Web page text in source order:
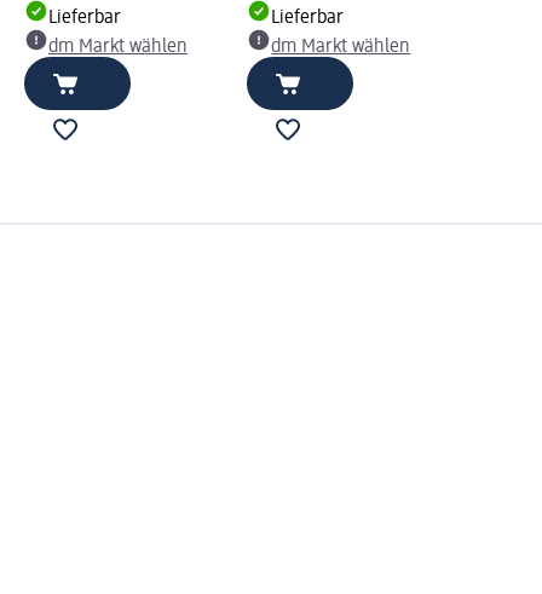
Lieferbar
dm Markt wählen
Lieferbar
dm Markt wählen